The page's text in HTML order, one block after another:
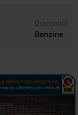
Brandstof
Benzine